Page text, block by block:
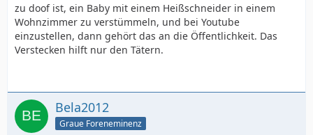
zu doof ist, ein Baby mit einem Heißschneider in einem
Wohnzimmer zu verstümmeln, und bei Youtube
einzustellen, dann gehört das an die Öffentlichkeit. Das
Verstecken hilft nur den Tätern.
Bela2012
Graue Foreneminenz